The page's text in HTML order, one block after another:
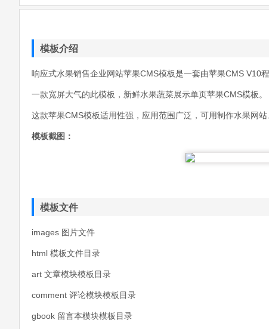
模板介绍
响应式水果销售企业网站苹果CMS模板是一套由苹果CMS V10
一款宽屏大气的此模板，新鲜水果蔬菜展示单页苹果CMS模板。
这款苹果CMS模板适用性强，应用范围广泛，可用制作水果网
模板截图：
模板文件
images 图片文件
html 模板文件目录
art 文章模块模板目录
comment 评论模块模板目录
gbook 留言本模块模板目录